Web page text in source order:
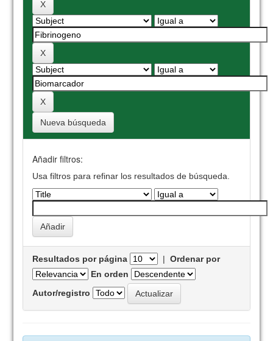
Nueva búsqueda
Añadir filtros:
Usa filtros para refinar los resultados de búsqueda.
Resultados por página |Ordenar por
En orden
Autor/registro